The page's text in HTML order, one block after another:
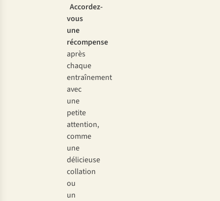
Accordez-
vous
une
récompense
après
chaque
entraînement
avec
une
petite
attention,
comme
une
délicieuse
collation
ou
un